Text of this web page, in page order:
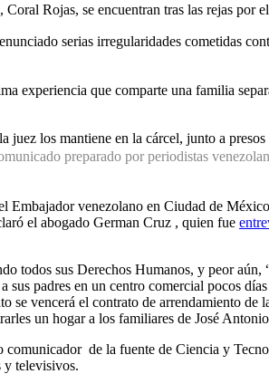
Rojas, se encuentran tras las rejas por
serias irregularidades cometidas
experiencia que comparte una familia
juez los mantiene en la cárcel, junto a
preparado por periodistas
Embajador venezolano en Ciudad de
el abogado German Cruz , quien fue
todos sus Derechos Humanos, y peor
padres en un centro comercial pocos
se vencerá el contrato de arrendamiento
un hogar a los familiares de José
comunicador de la fuente de Ciencia y
y televisivos.